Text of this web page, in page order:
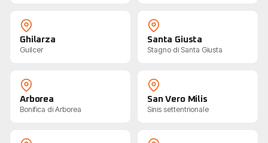
Ghilarza
Guilcer
Santa Giusta
Stagno di Santa Giusta
Arborea
Bonifica di Arborea
San Vero Milis
Sinis settentrionale